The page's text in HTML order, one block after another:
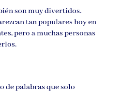
son muy divertidos.
tan populares hoy en
pero a muchas personas
de palabras que solo